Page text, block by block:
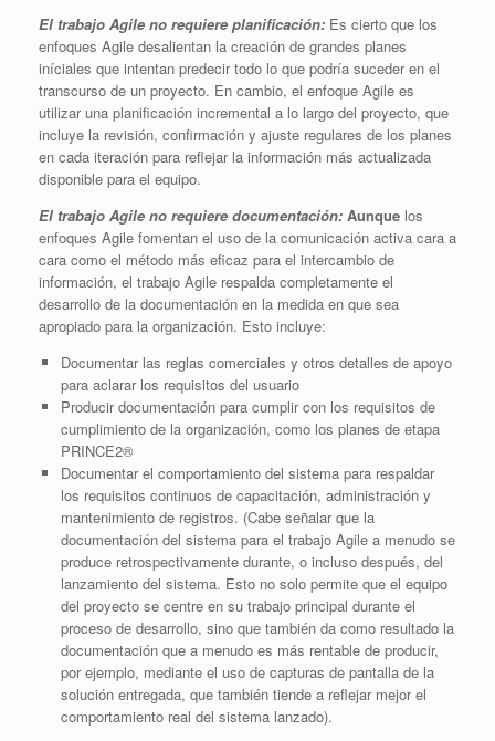
El trabajo Agile no requiere planificación: Es cierto que los
enfoques Agile desalientan la creación de grandes planes
iníciales que intentan predecir todo lo que podría suceder en el
transcurso de un proyecto. En cambio, el enfoque Agile es
utilizar una planificación incremental a lo largo del proyecto, que
incluye la revisión, confirmación y ajuste regulares de los planes
en cada iteración para reflejar la información más actualizada
disponible para el equipo.
El trabajo Agile no requiere documentación: Aunque los
enfoques Agile fomentan el uso de la comunicación activa cara a
cara como el método más eficaz para el intercambio de
información, el trabajo Agile respalda completamente el
desarrollo de la documentación en la medida en que sea
apropiado para la organización. Esto incluye:
Documentar las reglas comerciales y otros detalles de apoyo
para aclarar los requisitos del usuario
Producir documentación para cumplir con los requisitos de
cumplimiento de la organización, como los planes de etapa
PRINCE2®
Documentar el comportamiento del sistema para respaldar
los requisitos continuos de capacitación, administración y
mantenimiento de registros. (Cabe señalar que la
documentación del sistema para el trabajo Agile a menudo se
produce retrospectivamente durante, o incluso después, del
lanzamiento del sistema. Esto no solo permite que el equipo
del proyecto se centre en su trabajo principal durante el
proceso de desarrollo, sino que también da como resultado la
documentación que a menudo es más rentable de producir,
por ejemplo, mediante el uso de capturas de pantalla de la
solución entregada, que también tiende a reflejar mejor el
comportamiento real del sistema lanzado).